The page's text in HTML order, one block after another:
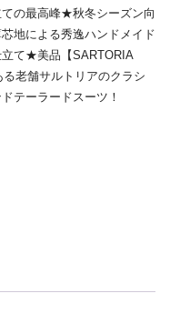
の最高峰★秋冬シーズン向
地による秀逸ハンドメイド
て★美品【SARTORIA
老舗サルトリアのクラシ
テーラードスーツ！